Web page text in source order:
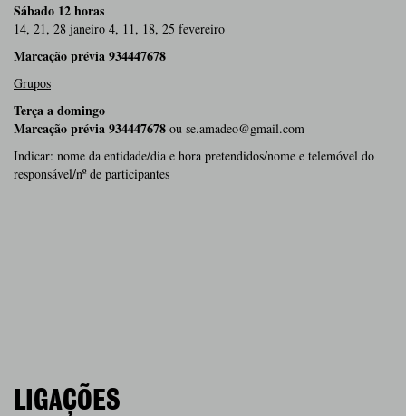
Sábado 12 horas
14, 21, 28 janeiro 4, 11, 18, 25 fevereiro
Marcação prévia934447678
Grupos
Terça a domingo
Marcação prévia 934447678 ou se.amadeo@gmail.com
Indicar: nome da entidade/dia e hora pretendidos/nome e telemóvel do
responsável/nº de participantes
LIGAÇÕES